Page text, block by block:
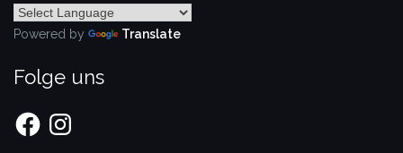
Powered by Translate
Folge uns
FacebookInstagram